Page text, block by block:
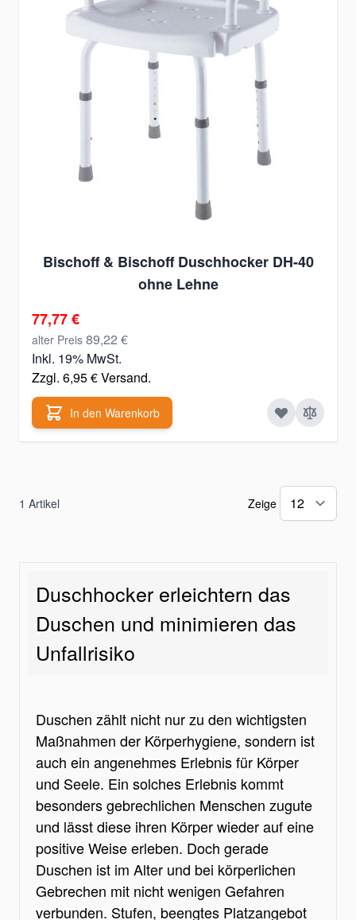
Bischoff & Bischoff Duschhocker DH-40
ohne Lehne
Special Price
77,77 €
alter Preis 89,22 €
Inkl. 19% MwSt.
Zzgl. 6,95 € Versand.
In den Warenkorb
1 Artikel Zeige
Duschhocker erleichtern das
Duschen und minimieren das
Unfallrisiko
Duschen zählt nicht nur zu den wichtigsten
Maßnahmen der Körperhygiene, sondern ist
auch ein angenehmes Erlebnis für Körper
und Seele. Ein solches Erlebnis kommt
besonders gebrechlichen Menschen zugute
und lässt diese ihren Körper wieder auf eine
positive Weise erleben. Doch gerade
Duschen ist im Alter und bei körperlichen
Gebrechen mit nicht wenigen Gefahren
verbunden. Stufen, beengtes Platzangebot